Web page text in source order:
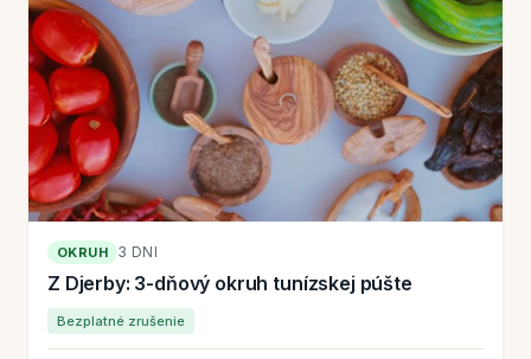
OKRUH 3 DNI
Z Djerby: 3-dňový okruh tunízskej púšte
Bezplatné zrušenie